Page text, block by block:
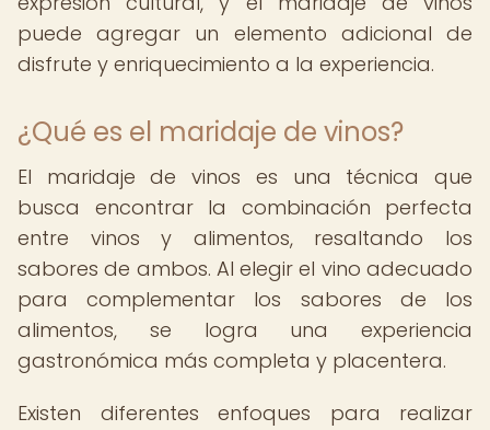
puede agregar un elemento adicional de
disfrute y enriquecimiento a la experiencia.
¿Qué es el maridaje de vinos?
El maridaje de vinos es una técnica que
busca encontrar la combinación perfecta
entre vinos y alimentos, resaltando los
sabores de ambos. Al elegir el vino adecuado
para complementar los sabores de los
alimentos, se logra una experiencia
gastronómica más completa y placentera.
Existen diferentes enfoques para realizar